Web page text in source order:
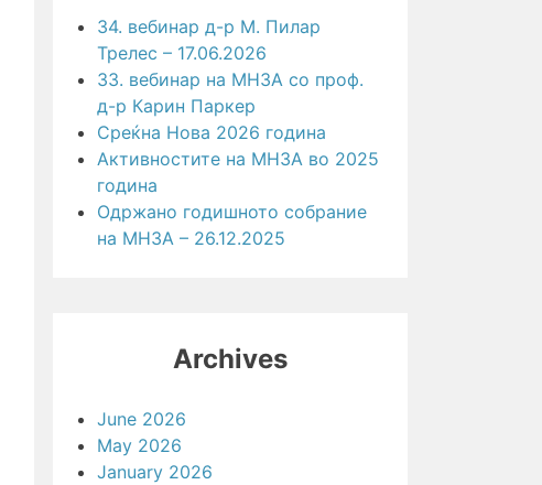
34. вебинар д-р М. Пилар
Трелес – 17.06.2026
33. вебинар на МНЗА со проф.
д-р Карин Паркер
Среќна Нова 2026 година
Активностите на МНЗА во 2025
година
Одржано годишното собрание
на МНЗА – 26.12.2025
Archives
June 2026
May 2026
January 2026